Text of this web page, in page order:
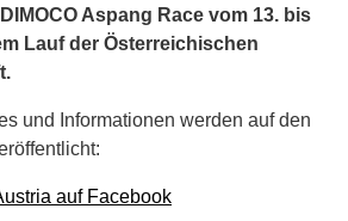
Aspang Race vom 13. bis
Lauf der Österreichischen
und Informationen werden auf den
auf Facebook